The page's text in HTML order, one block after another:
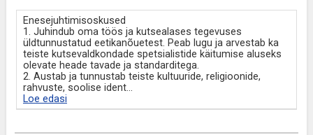
Enesejuhtimisoskused
1. Juhindub oma töös ja kutsealases tegevuses
üldtunnustatud eetikanõuetest. Peab lugu ja arvestab ka
teiste kutsevaldkondade spetsialistide käitumise aluseks
olevate heade tavade ja standarditega.
2. Austab ja tunnustab teiste kultuuride, religioonide,
rahvuste, soolise ident...
Loe edasi